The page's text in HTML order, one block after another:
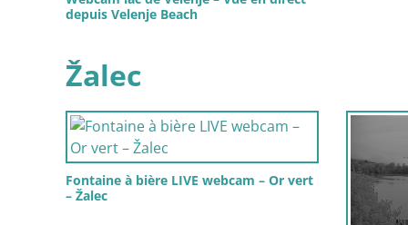
depuis Velenje Beach
Žalec
Fontaine à bière LIVE webcam – Or vert
– Žalec